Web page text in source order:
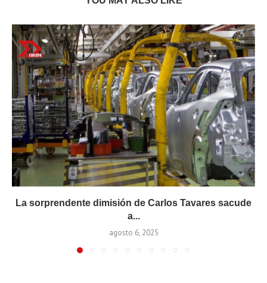
La sorprendente dimisión de Carlos Tavares sacude
a...
agosto 6, 2025